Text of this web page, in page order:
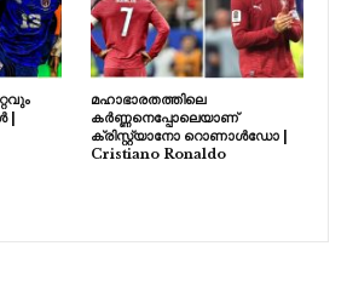
|
മഹാഭാരതത്തിലെ
കർണ്ണനെപ്പോലെയാണ്
ക്രിസ്റ്റ്യാനോ റൊണാൾഡോ |
Cristiano Ronaldo